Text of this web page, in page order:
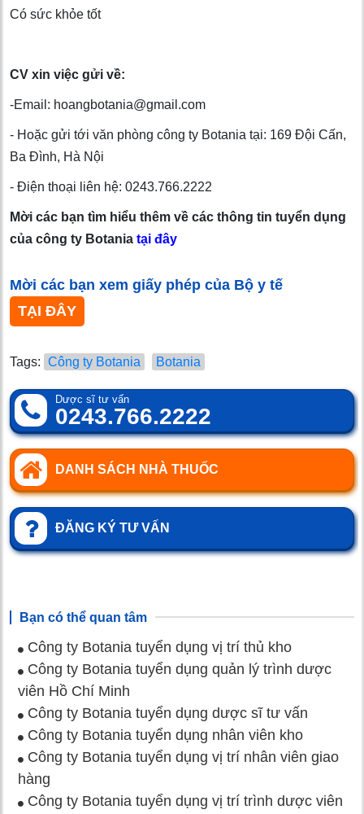
Có sức khỏe tốt
CV xin việc gửi về:
-Email: hoangbotania@gmail.com
- Hoặc gửi tới văn phòng công ty Botania tại: 169 Đội Cấn,
Ba Đình, Hà Nội
- Điện thoại liên hệ: 0243.766.2222
Mời các bạn tìm hiểu thêm về các thông tin tuyển dụng
của công ty Botania tại đây
Mời các bạn xem giấy phép của Bộ y tế
TẠI ĐÂY
Tags: Công ty Botania Botania
Dược sĩ tư vấn
0243.766.2222
DANH SÁCH NHÀ THUỐC
ĐĂNG KÝ TƯ VẤN
Bạn có thể quan tâm
Công ty Botania tuyển dụng vị trí thủ kho
Công ty Botania tuyển dụng quản lý trình dược
viên Hồ Chí Minh
Công ty Botania tuyển dụng dược sĩ tư vấn
Công ty Botania tuyển dụng nhân viên kho
Công ty Botania tuyển dụng vị trí nhân viên giao
hàng
Công ty Botania tuyển dụng vị trí trình dược viên